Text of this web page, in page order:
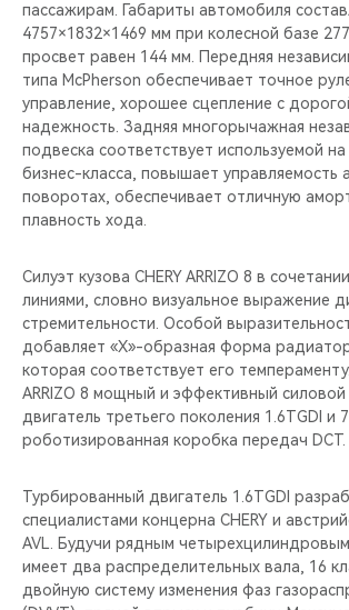
пассажирам. Габариты автомобиля
4757×1832×1469 мм при колесной базе
просвет равен 144 мм. Передняя
типа McPherson обеспечивает точное
управление, хорошее сцепление с
надежность. Задняя многорычажная
подвеска соответствует используемой
бизнес-класса, повышает управляемость
поворотах, обеспечивает отличную
плавность хода.
Силуэт кузова CHERY ARRIZO 8 в
линиями, словно визуальное выражение
стремительности. Особой
добавляет «Х»-образная форма
которая соответствует его
ARRIZO 8 мощный и эффективный
двигатель третьего поколения 1.6TGDI и
роботизированная коробка передач DCT.
Турбированный двигатель 1.6TGDI
специалистами концерна CHERY и
AVL. Будучи рядным четырехцилиндровым
имеет два распределительных вала, 16
двойную систему изменения фаз